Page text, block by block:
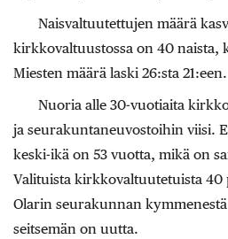
Naisvaltuutettujen määrä
kirkkovaltuustossa on 40 naista,
Miesten määrä laski 26:sta 21:een.
Nuoria alle 30-vuotiaita
ja seurakuntaneuvostoihin viisi.
keski-ikä on 53 vuotta, mikä on
Valituista kirkkovaltuutetuista 40
Olarin seurakunnan
seitsemän on uutta.